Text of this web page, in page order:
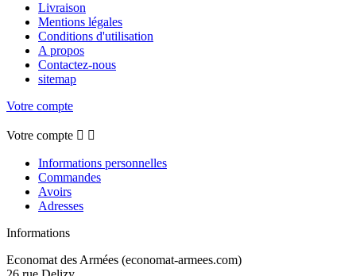
Livraison
Mentions légales
Conditions d'utilisation
A propos
Contactez-nous
sitemap
Votre compte
Votre compte  
Informations personnelles
Commandes
Avoirs
Adresses
Informations
Economat des Armées (economat-armees.com)